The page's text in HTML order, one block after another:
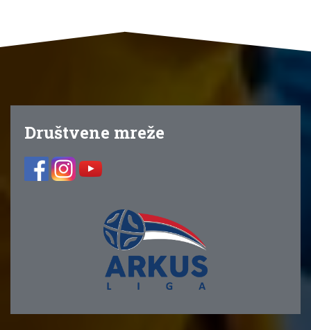
Društvene mreže